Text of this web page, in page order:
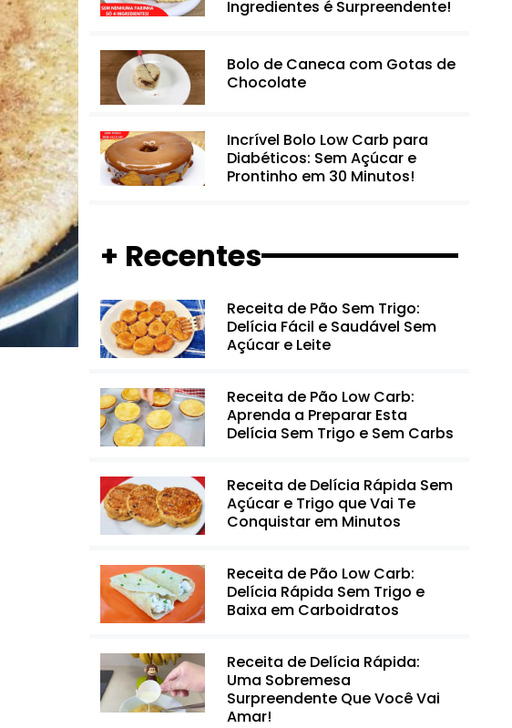
Ingredientes é Surpreendente!
Bolo de Caneca com Gotas de
Chocolate
Incrível Bolo Low Carb para
Diabéticos: Sem Açúcar e
Prontinho em 30 Minutos!
+ Recentes
Receita de Pão Sem Trigo:
Delícia Fácil e Saudável Sem
Açúcar e Leite
Receita de Pão Low Carb:
Aprenda a Preparar Esta
Delícia Sem Trigo e Sem Carbs
Receita de Delícia Rápida Sem
Açúcar e Trigo que Vai Te
Conquistar em Minutos
Receita de Pão Low Carb:
Delícia Rápida Sem Trigo e
Baixa em Carboidratos
Receita de Delícia Rápida:
Uma Sobremesa
Surpreendente Que Você Vai
Amar!